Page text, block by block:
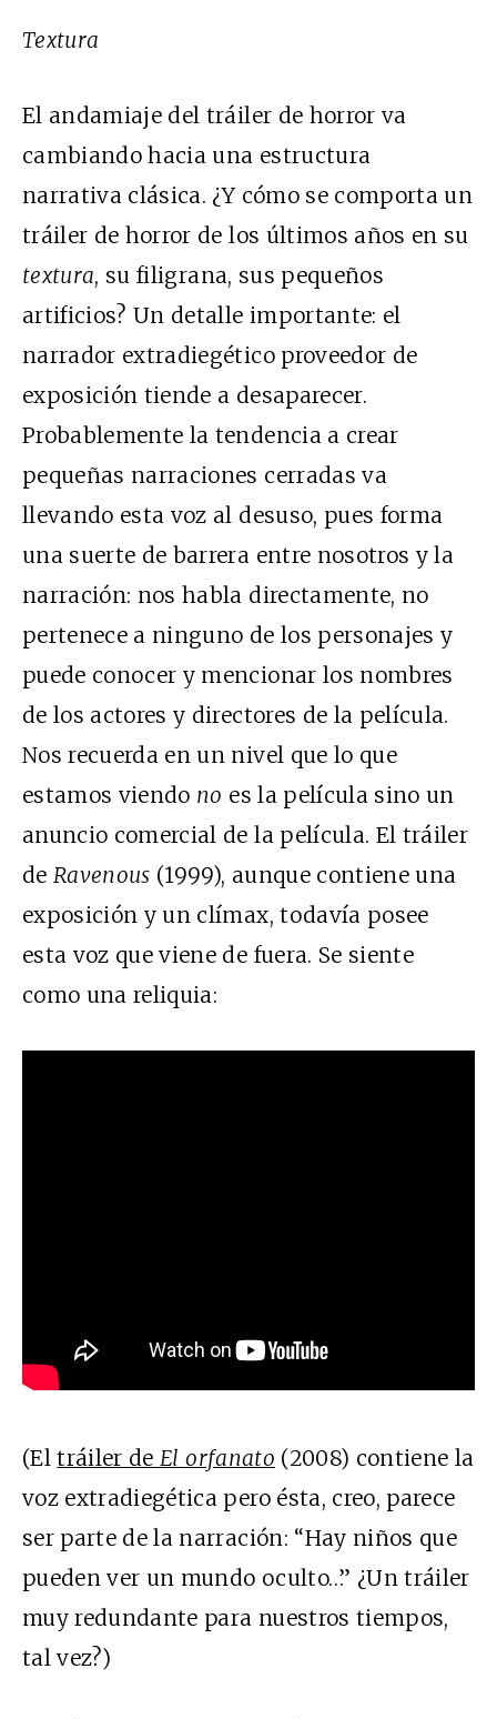
Textura
El andamiaje del tráiler de horror va
cambiando hacia una estructura
narrativa clásica. ¿Y cómo se comporta un
tráiler de horror de los últimos años en su
textura, su filigrana, sus pequeños
artificios? Un detalle importante: el
narrador extradiegético proveedor de
exposición tiende a desaparecer.
Probablemente la tendencia a crear
pequeñas narraciones cerradas va
llevando esta voz al desuso, pues forma
una suerte de barrera entre nosotros y la
narración: nos habla directamente, no
pertenece a ninguno de los personajes y
puede conocer y mencionar los nombres
de los actores y directores de la película.
Nos recuerda en un nivel que lo que
estamos viendo no es la película sino un
anuncio comercial de la película. El tráiler
deRavenous (1999), aunque contiene una
exposición y un clímax, todavía posee
esta voz que viene de fuera. Se siente
como una reliquia:
(Eltráiler deEl orfanato (2008) contiene la
voz extradiegética pero ésta, creo, parece
ser parte de la narración: “Hay niños que
pueden ver un mundo oculto…” ¿Un tráiler
muy redundante para nuestros tiempos,
tal vez?)